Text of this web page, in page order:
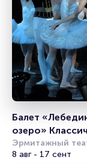
Балет
озеро»
балет с
Эрмитажный
8 авг - 17 сент